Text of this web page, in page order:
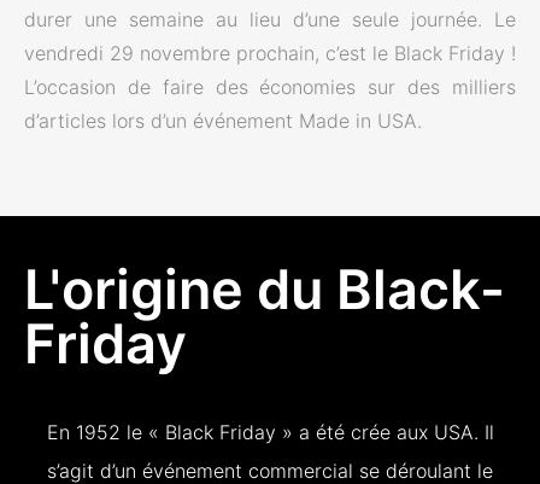
durer une semaine au lieu d’une seule journée. Le
vendredi 29 novembre prochain, c’est le Black Friday !
L’occasion de faire des économies sur des milliers
d’articles lors d’un événement Made in USA.
L'origine du Black-
Friday
En 1952 le « Black Friday » a été crée aux USA. Il
s’agit d’un événement commercial se déroulant le